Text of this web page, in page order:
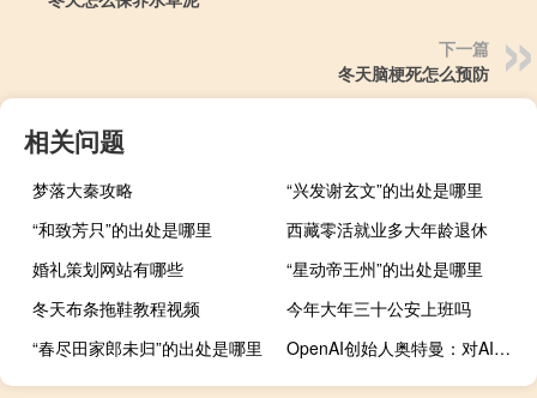
下一篇
冬天脑梗死怎么预防
相关问题
梦落大秦攻略
“兴发谢玄文”的出处是哪里
“和致芳只”的出处是哪里
西藏零活就业多大年龄退休
婚礼策划网站有哪些
“星动帝王州”的出处是哪里
冬天布条拖鞋教程视频
今年大年三十公安上班吗
“春尽田家郎未归”的出处是哪里
OpenAI创始人奥特曼：对AI领域的政府间合作很有信心